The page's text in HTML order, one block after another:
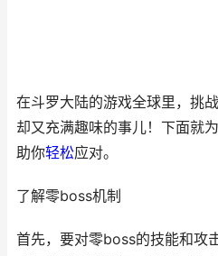
在斗罗大陆的游戏全球里，挑
却又充满趣味的事儿！下面就
助你轻松应对。
了解零boss机制
首先，要对零boss的技能和攻